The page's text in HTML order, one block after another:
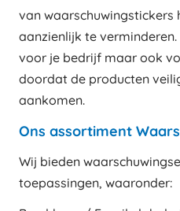
van waarschuwingstickers
aanzienlijk te
voor je bedrijf maar ook
doordat de producten
aankomen.
Ons assortiment
Wij bieden
toepassingen, waaronder: